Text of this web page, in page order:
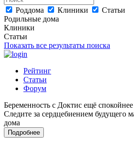
Роддома Клиники
Статьи
Родильные дома
Клиники
Статьи
Показать все результаты поиска
Рейтинг
Статьи
Форум
Беременность с Доктис ещё спокойнее
Следите за сердцебиением будущего
дома
Подробнее